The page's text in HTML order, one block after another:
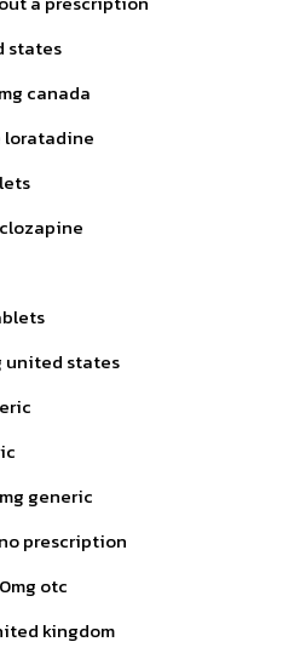
states
canada
loratadine
united states
generic
prescription
otc
kingdom